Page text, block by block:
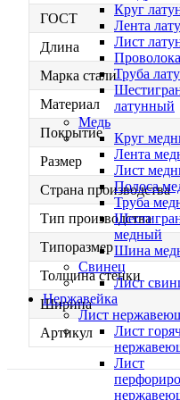
Круг
Лента
Лист
Труба
латунный
Медь
Круг
Лента
Лист
Полоса
Труба
медный
Шина
Свинец
Лист
Нержавейка
Лист
Лист
Лист
ГОСТ
Длина
Марка стали
Материал
Покрытие
Размер
Страна производства
Тип производства
Типоразмер
Толщина стенки
Ширина
Артикул